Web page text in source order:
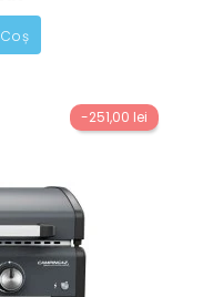
-251,00 lei